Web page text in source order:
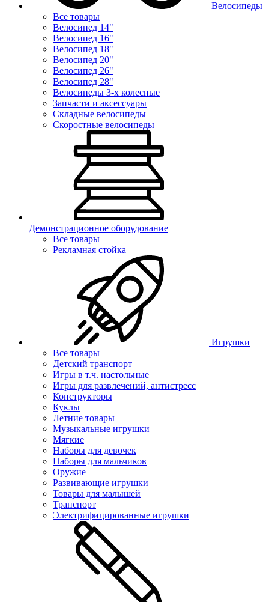
Велосипеды
Все товары
Велосипед 14"
Велосипед 16"
Велосипед 18"
Велосипед 20"
Велосипед 26"
Велосипед 28"
Велосипеды 3-х колесные
Запчасти и аксессуары
Складные велосипеды
Скоростные велосипеды
Демонстрационное оборудование
Все товары
Рекламная стойка
Игрушки
Все товары
Детский транспорт
Игры в т.ч. настольные
Игры для развлечений, антистресс
Конструкторы
Куклы
Летние товары
Музыкальные игрушки
Мягкие
Наборы для девочек
Наборы для мальчиков
Оружие
Развивающие игрушки
Товары для малышей
Транспорт
Электрифицированные игрушки